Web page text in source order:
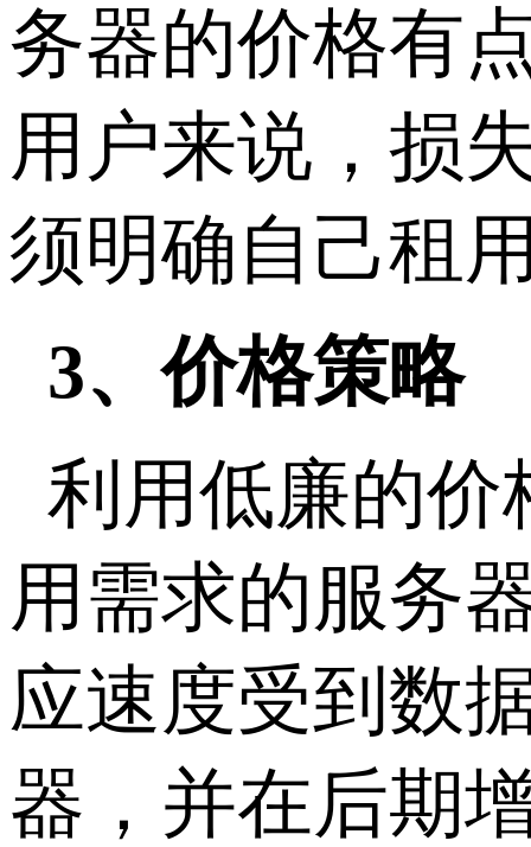
务器的价格有
用户来说，损
须明确自己租
3、价格策略
利用低廉的价
用需求的服务
应速度受到数
器，并在后期